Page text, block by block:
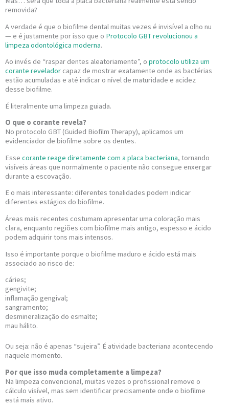
removida?
A verdade é que o biofilme dental muitas vezes é invisível a olho nu
— e é justamente por isso que o Protocolo GBT revolucionou a
limpeza odontológica moderna.
Ao invés de “raspar dentes aleatoriamente”, o protocolo utiliza um
corante revelador capaz de mostrar exatamente onde as bactérias
estão acumuladas e até indicar o nível de maturidade e acidez
desse biofilme.
É literalmente uma limpeza guiada.
O que o corante revela?
No protocolo GBT (Guided Biofilm Therapy), aplicamos um
evidenciador de biofilme sobre os dentes.
Esse corante reage diretamente com a placa bacteriana, tornando
visíveis áreas que normalmente o paciente não consegue enxergar
durante a escovação.
E o mais interessante: diferentes tonalidades podem indicar
diferentes estágios do biofilme.
Áreas mais recentes costumam apresentar uma coloração mais
clara, enquanto regiões com biofilme mais antigo, espesso e ácido
podem adquirir tons mais intensos.
Isso é importante porque o biofilme maduro e ácido está mais
associado ao risco de:
cáries;
gengivite;
inflamação gengival;
sangramento;
desmineralização do esmalte;
mau hálito.
Ou seja: não é apenas “sujeira”. É atividade bacteriana acontecendo
naquele momento.
Por que isso muda completamente a limpeza?
Na limpeza convencional, muitas vezes o profissional remove o
cálculo visível, mas sem identificar precisamente onde o biofilme
está mais ativo.